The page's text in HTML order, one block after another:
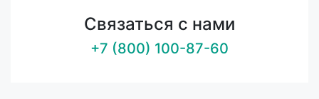
Связаться с нами
+7 (800) 100-87-60